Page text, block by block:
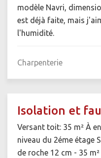
modèle Navri,
est déjà faite, mais
l'humidité.
Charpenterie
Isolation et
Versant toit: 35 m² À
niveau du 2éme étage
de roche 12 cm - 35